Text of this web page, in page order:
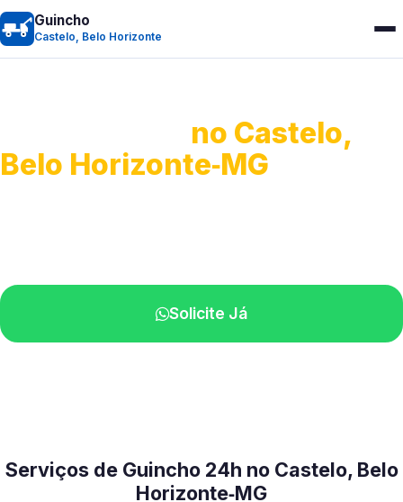
Guincho
Castelo, Belo Horizonte
no Castelo,
Belo Horizonte‑MG
Solicite Já
Serviços de Guincho 24h no Castelo, Belo
Horizonte‑MG